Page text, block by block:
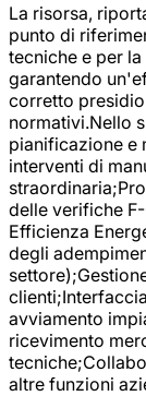
La risorsa,
punto di
tecniche e per
garantendo
corretto
normativi.Nello
pianificazione e
interventi di
delle verifiche
Efficienza
degli
avviamento
ricevimento
altre funzioni